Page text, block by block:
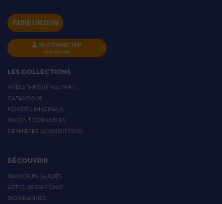
FAIRE UN DON
SE CONNECTER
INSCRIPTION
LES COLLECTIONS
MÉDIATHÈQUE HALPHEN
CATALOGUE
FONDS PRINCIPAUX
INCONTOURNABLES
DERNIÈRES ACQUISITIONS
DÉCOUVRIR
PARCOURS GUIDÉS
ARTICLES DE FOND
BIOGRAPHIES